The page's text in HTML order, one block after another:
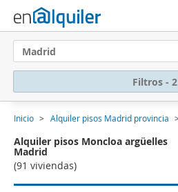
Madrid
Filtros - 2
Inicio Alquiler pisos Madrid provincia
Alquiler pisos Moncloa argüelles
Madrid
(91 viviendas)